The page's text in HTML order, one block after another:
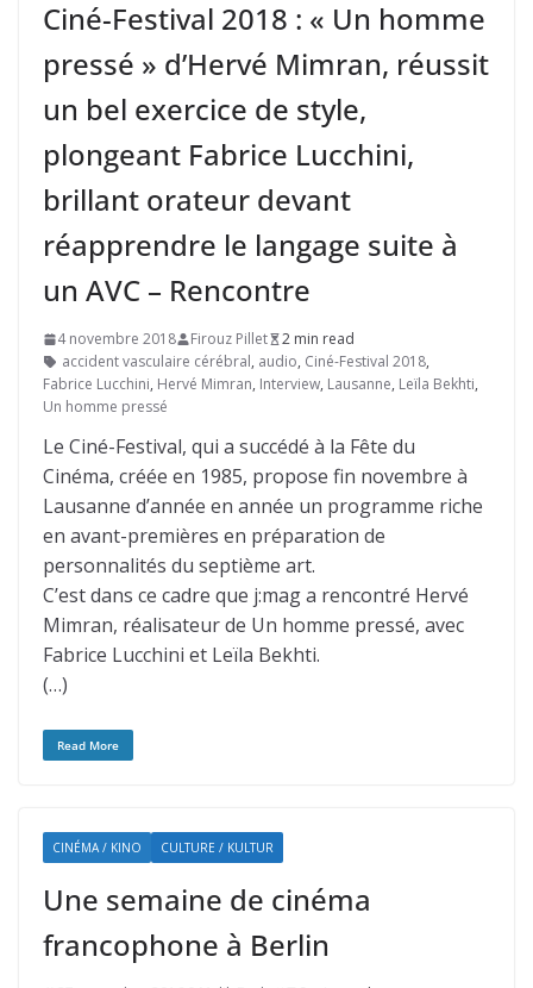
Ciné-Festival 2018 : « Un homme
pressé » d’Hervé Mimran, réussit
un bel exercice de style,
plongeant Fabrice Lucchini,
brillant orateur devant
réapprendre le langage suite à
un AVC – Rencontre
4 novembre 2018 Firouz Pillet
2 min read
accident vasculaire cérébral, audio, Ciné-Festival 2018,
Fabrice Lucchini, Hervé Mimran, Interview, Lausanne, Leïla Bekhti,
Un homme pressé
Le Ciné-Festival, qui a succédé à la Fête du
Cinéma, créée en 1985, propose fin novembre à
Lausanne d’année en année un programme riche
en avant-premières en préparation de
personnalités du septième art.
C’est dans ce cadre que j:mag a rencontré Hervé
Mimran, réalisateur de Un homme pressé, avec
Fabrice Lucchini et Leïla Bekhti.
(…)
Read More
CINÉMA / KINO CULTURE / KULTUR
Une semaine de cinéma
francophone à Berlin